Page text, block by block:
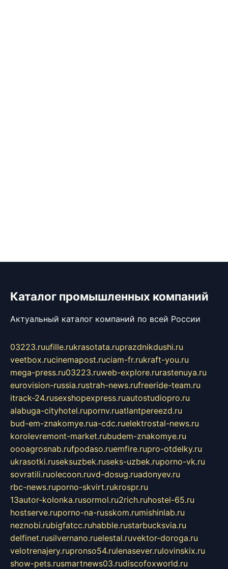
Каталог промышленных компаний
Актуальный каталог компаний по всей России
03223.ruufille.rukrasotata.ruprazdnikdushi.ru
veetbox.rucinemapost.ruciam-fr.rukraft-you.ru
mega-press.ru03223.ruweb-explore.rurastenuya.ru
eurovision-russia.rustrah-news.rufreeride-team.ru
itrack-24.rusexshopexpress.ruautostudiopro.ru
alabuga-cityhotel.rupornv.ruatlantpereezd.ru
bud-em-znakomye.rua-cdc.ruelektrostal-news.ru
korolevremont-market.rubudem-znakomye.ru
oooagrosnab.rufpodaso.ruemfire.rupro-otdelky.ru
ukrasotki.ruseksuzbek.ruseks-uzbek.ruporno-vk.ru
sovratili.ruolecoon.ruvd-dosug.ruadonyev.ru
rbc-news.ruporno-skvirt.rukrospr.ru
13autor-kolonka.rusormol.ru2rich.ruhostel-65.ru
hostserve.ruporno-na-russkom.rumishinlab.ru
neznobi.rubigfatcc.ruhabble.rustarbucksvia.ru
delfinet.rusilvernano.ruelestal.ruvektor-doroga.ru
velotrenajery.rupronso54.rulenasever.rulovinskix.ru
show-pets.rusmartnews03.rudiscofoxworld.ru